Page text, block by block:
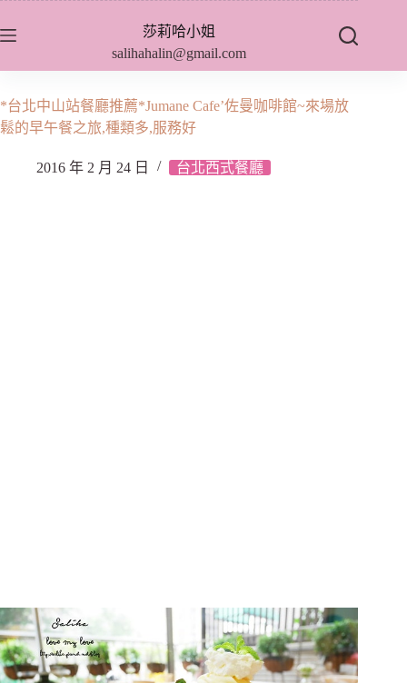
至
內
容
莎莉哈小姐
salihahalin@gmail.com
*台北中山站餐廳推薦*Jumane Cafe’佐曼咖啡館~來場放
鬆的早午餐之旅,種類多,服務好
2016 年 2 月 24 日 台北西式餐廳